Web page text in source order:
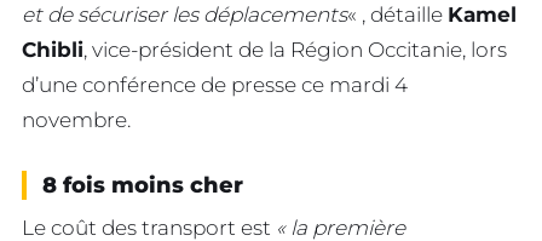
et de sécuriser les déplacements« , détaille Kamel
Chibli, vice-président de la Région Occitanie, lors
d’une conférence de presse ce mardi 4
novembre.
8 fois moins cher
Le coût des transport est « la première